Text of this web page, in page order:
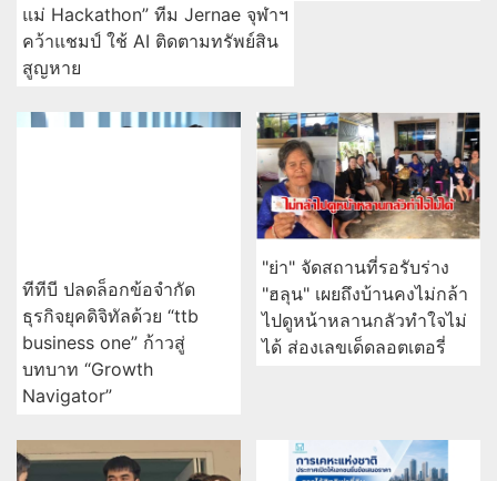
แม่ Hackathon” ทีม Jernae จุฬาฯ
คว้าแชมป์ ใช้ AI ติดตามทรัพย์สิน
สูญหาย
ทีทีบี ปลดล็อกข้อจำกัด
ธุรกิจยุคดิจิทัลด้วย “ttb
business one” ก้าวสู่
บทบาท “Growth
Navigator”
"ย่า" จัดสถานที่รอรับร่าง
"ฮลุน" เผยถึงบ้านคงไม่กล้า
ไปดูหน้าหลานกลัวทำใจไม่
ได้ ส่องเลขเด็ดลอตเตอรี่